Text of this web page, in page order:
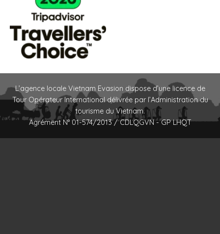
L’agence locale Vietnam Evasion dispose d’une licence de
Tour Opérateur International délivrée par l’Administration du
tourisme du Vietnam.
Agrément N° 01-574/2013 / CDLQGVN - GP LHQT